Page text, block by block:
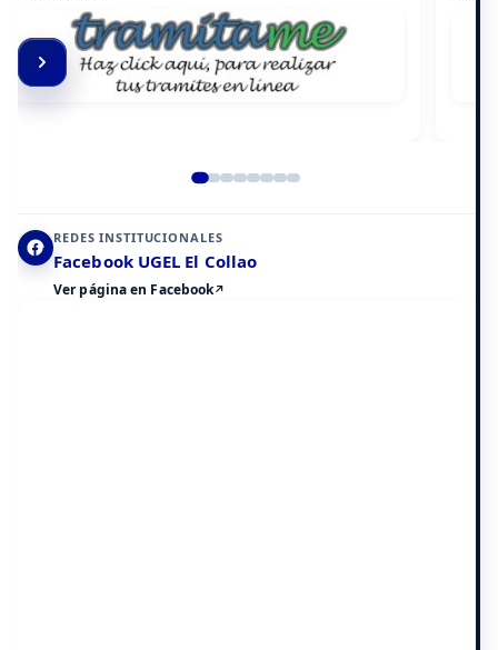
REDES INSTITUCIONALES
Facebook UGEL El Collao
Ver página en Facebook